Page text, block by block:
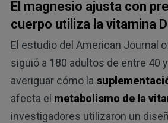
El magnesio ajusta con
cuerpo utiliza la vitamina D
El estudio del American Journal
siguió a 180 adultos de entre 40
averiguar cómo la
afecta el metabolismo de la
investigadores utilizaron un